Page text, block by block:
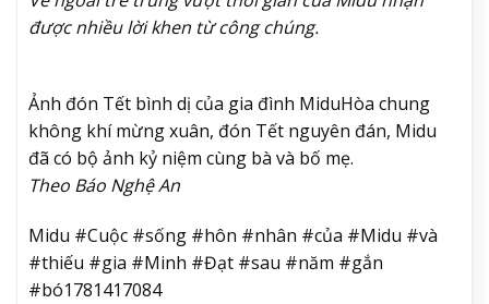
được nhiều lời khen từ công chúng.
Ảnh đón Tết bình dị của gia đình MiduHòa chung
không khí mừng xuân, đón Tết nguyên đán, Midu
đã có bộ ảnh kỷ niệm cùng bà và bố mẹ.
Theo Báo Nghệ An
Midu #Cuộc #sống #hôn #nhân #của #Midu #và
#thiếu #gia #Minh #Đạt #sau #năm #gắn
#bó1781417084